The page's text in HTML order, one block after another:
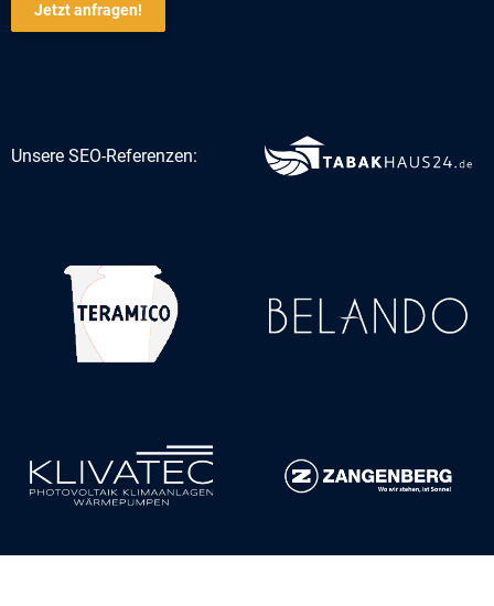
Jetzt anfragen!
Unsere SEO-Referenzen: